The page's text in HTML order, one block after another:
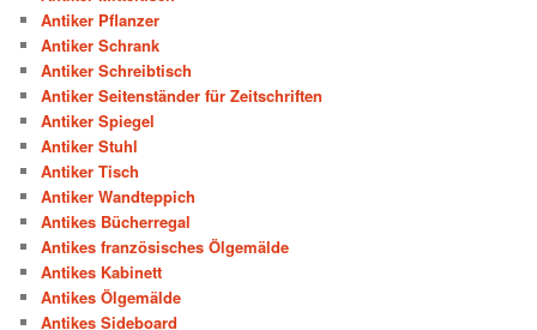
Antiker Pflanzer
Antiker Schrank
Antiker Schreibtisch
Antiker Seitenständer für Zeitschriften
Antiker Spiegel
Antiker Stuhl
Antiker Tisch
Antiker Wandteppich
Antikes Bücherregal
Antikes französisches Ölgemälde
Antikes Kabinett
Antikes Ölgemälde
Antikes Sideboard